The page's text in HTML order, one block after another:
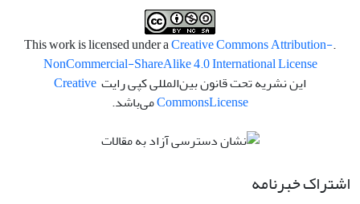
.This work is licensed under a
Creative Commons Attribution-
NonCommercial-ShareAlike 4.0 International License
این نشریه تحت قانون بین‌المللی کپی رایت Creative
CommonsLicense می‌باشد.
اشتراک خبرنامه